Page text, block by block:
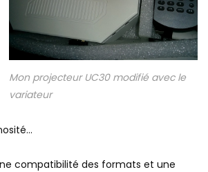
Mon projecteur UC30 modifié avec le
variateur
compatibilité des formats et une